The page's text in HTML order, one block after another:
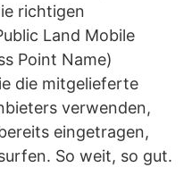
richtigen
Land Mobile
Point Name)
die mitgelieferte
verwenden,
eingetragen,
So weit, so gut.